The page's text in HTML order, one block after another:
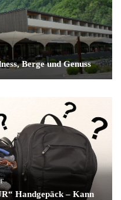
Berge und Genuss
Handgepäck – Kann